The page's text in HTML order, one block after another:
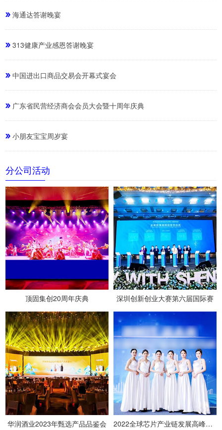
海通达答谢晚宴
313健康产业感恩答谢晚宴
中国进出口商品交易会开幕式宴会
广东省民营经济商会会员大会暨十周年庆典
小朋友宝宝周岁宴
分公司活动
顶固集创20周年庆典 深圳创新创业大赛第六届国际赛
华润酒业2023年甄选产品品鉴会 2022全球芯片产业链发展高峰论坛